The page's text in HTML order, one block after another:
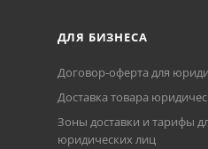
ДЛЯ БИЗНЕСА
Договор-оферта для
Доставка товара
Зоны доставки и тарифы
юридических лиц